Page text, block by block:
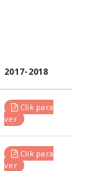
2017-2018
Clik para
ver
Clik para
ver